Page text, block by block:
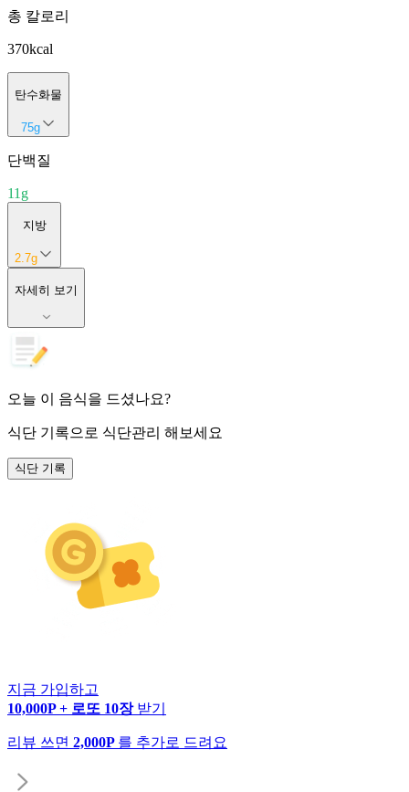
총 칼로리
370kcal
탄수화물
75g
단백질
11 g
지방
2.7g
자세히 보기
오늘 이 음식을 드셨나요?
식단 기록으로 식단관리 해보세요
식단 기록
지금 가입하고
10,000P + 로또 10장 받기
리뷰 쓰면 2,000P 를 추가로 드려요